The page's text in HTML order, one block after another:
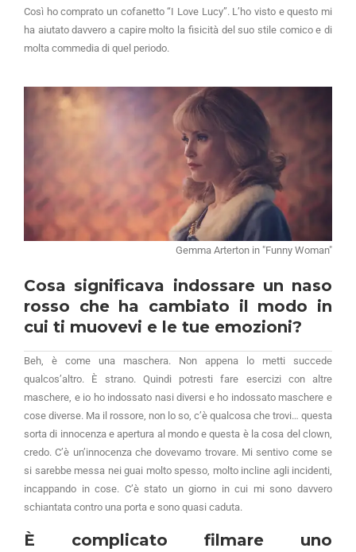
Così ho comprato un cofanetto “I Love Lucy”. L’ho visto e questo mi
ha aiutato davvero a capire molto la fisicità del suo stile comico e di
molta commedia di quel periodo.
Gemma Arterton in "Funny Woman"
Cosa significava indossare un naso
rosso che ha cambiato il modo in
cui ti muovevi e le tue emozioni?
Beh, è come una maschera. Non appena lo metti succede
qualcos’altro. È strano. Quindi potresti fare esercizi con altre
maschere, e io ho indossato nasi diversi e ho indossato maschere e
cose diverse. Ma il rossore, non lo so, c’è qualcosa che trovi… questa
sorta di innocenza e apertura al mondo e questa è la cosa del clown,
credo. C’è un’innocenza che dovevamo trovare. Mi sentivo come se
si sarebbe messa nei guai molto spesso, molto incline agli incidenti,
incappando in cose. C’è stato un giorno in cui mi sono davvero
schiantata contro una porta e sono quasi caduta.
È complicato filmare uno